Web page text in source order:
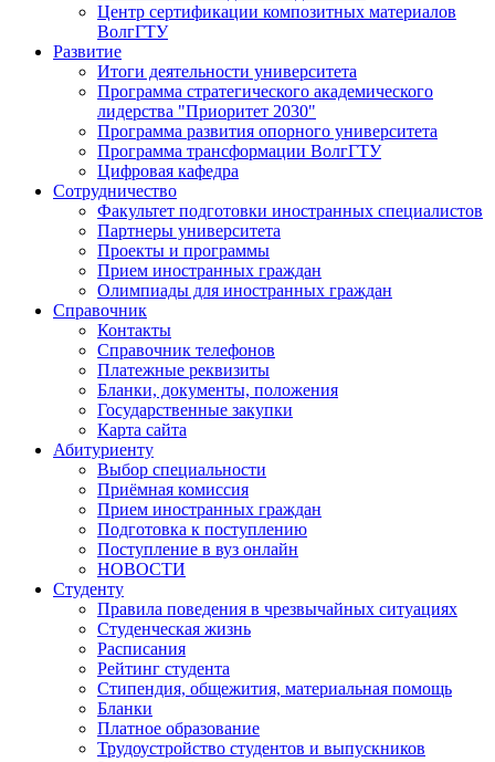
Центр сертификации композитных материалов
ВолгГТУ
Развитие
Итоги деятельности университета
Программа стратегического академического
лидерства "Приоритет 2030"
Программа развития опорного университета
Программа трансформации ВолгГТУ
Цифровая кафедра
Сотрудничество
Факультет подготовки иностранных специалистов
Партнеры университета
Проекты и программы
Прием иностранных граждан
Олимпиады для иностранных граждан
Справочник
Контакты
Справочник телефонов
Платежные реквизиты
Бланки, документы, положения
Государственные закупки
Карта сайта
Абитуриенту
Выбор специальности
Приёмная комиссия
Прием иностранных граждан
Подготовка к поступлению
Поступление в вуз онлайн
НОВОСТИ
Студенту
Правила поведения в чрезвычайных ситуациях
Студенческая жизнь
Расписания
Рейтинг студента
Стипендия, общежития, материальная помощь
Бланки
Платное образование
Трудоустройство студентов и выпускников